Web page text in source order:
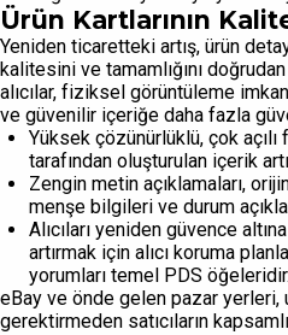
Ürün Kartlarının
Yeniden ticaretteki artış, ürün
kalitesini ve tamamlığını
alıcılar, fiziksel görüntüleme
ve güvenilir içeriğe daha fazla
Yüksek çözünürlüklü, çok açılı
tarafından oluşturulan içerik
Zengin metin açıklamaları,
menşe bilgileri ve durum
Alıcıları yeniden güvence
artırmak için alıcı koruma
yorumları temel PDS öğeleridir.
eBay ve önde gelen pazar yerleri,
gerektirmeden satıcıların